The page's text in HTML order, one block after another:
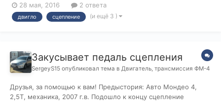
опираясь на этот форму=)Спасибо вам за ваш труд!!! НО
столкнулся я вот с чем,что и побудило меня на
28 мая, 2016 2 ответа
двигло сцепление (и ещё 3 )
Закусывает педаль сцепления
SergeyS15 опубликовал тема в Двигатель, трансмиссия ФМ-4
Друзья, за помощью к вам! Предыстория: Авто Мондео 4,
2,5Т, механика, 2007 г.в. Подошло к концу сцепление